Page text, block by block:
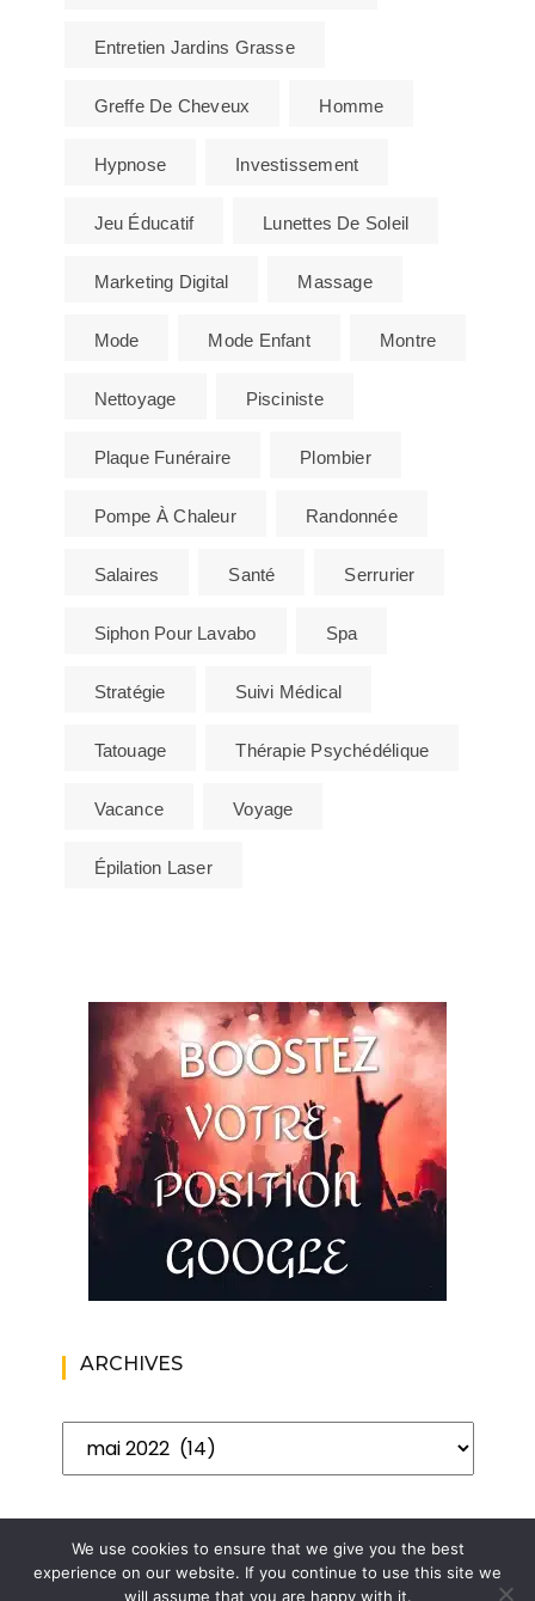
Entretien Jardins Grasse
Greffe De Cheveux Homme
Hypnose Investissement
Jeu Éducatif Lunettes De Soleil
Marketing Digital Massage
Mode Mode Enfant Montre
Nettoyage Pisciniste
Plaque Funéraire Plombier
Pompe À Chaleur Randonnée
Salaires Santé Serrurier
Siphon Pour Lavabo Spa
Stratégie Suivi Médical
Tatouage Thérapie Psychédélique
Vacance Voyage
Épilation Laser
ARCHIVES
Archives
We use cookies to ensure that we give you the best
experience on our website. If you continue to use this site we
will assume that you are happy with it.